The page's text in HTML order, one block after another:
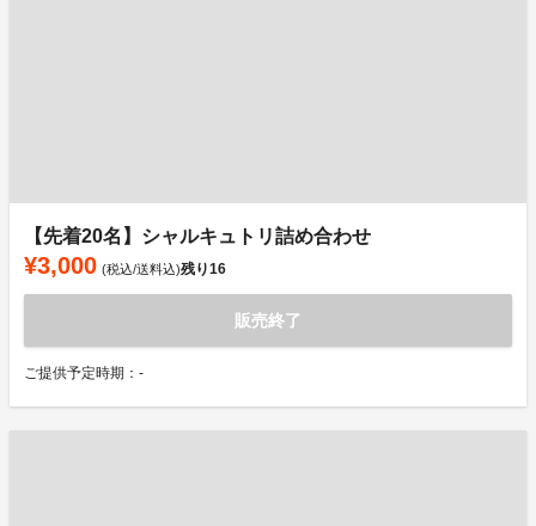
【先着20名】シャルキュトリ詰め合わせ
¥3,000 (税込/送料込)残り16
販売終了
ご提供予定時期：-